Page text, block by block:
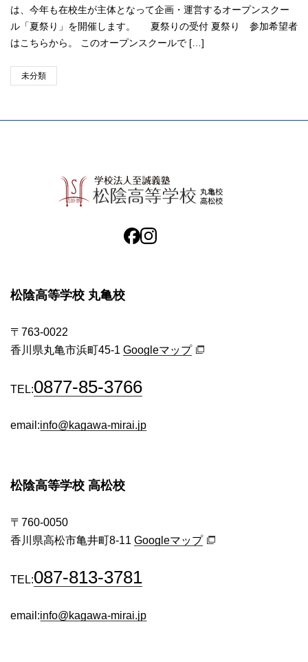
は、今年も在校生が主体となって企画・運営するオープンスクー
ル「夏祭り」を開催します。 夏祭りの受付 夏祭り 参加希望者
はこちらから。 このオープンスクールで […]
未分類
松陰高等学校 丸亀校
〒763-0022
香川県丸亀市浜町45-1 Googleマップ
TEL:0877-85-3766
email:info@kagawa-mirai.jp
松陰高等学校 高松校
〒760-0050
香川県高松市亀井町8-11 Googleマップ
TEL:087-813-3781
email:info@kagawa-mirai.jp